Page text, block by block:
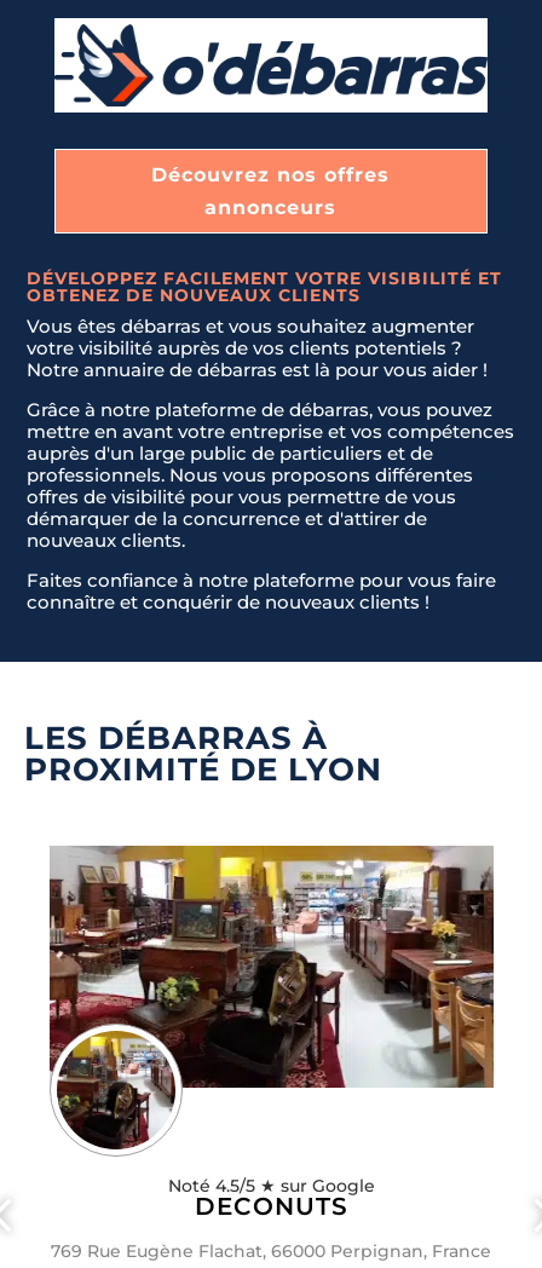
Découvrez nos offres
annonceurs
DÉVELOPPEZ FACILEMENT VOTRE VISIBILITÉ ET
OBTENEZ DE NOUVEAUX CLIENTS
Vous êtes débarras et vous souhaitez augmenter
votre visibilité auprès de vos clients potentiels ?
Notre annuaire de débarras est là pour vous aider !
Grâce à notre plateforme de débarras, vous pouvez
mettre en avant votre entreprise et vos compétences
auprès d'un large public de particuliers et de
professionnels. Nous vous proposons différentes
offres de visibilité pour vous permettre de vous
démarquer de la concurrence et d'attirer de
nouveaux clients.
Faites confiance à notre plateforme pour vous faire
connaître et conquérir de nouveaux clients !
LES DÉBARRAS À
PROXIMITÉ DE LYON
Noté 4.5/5 ★ sur Google
DECONUTS
769 Rue Eugène Flachat, 66000 Perpignan, France
JE NE SAIS PAS
S
t
a
Envoyer la demande